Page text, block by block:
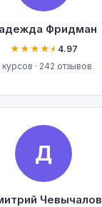
Фридман
★★★★⯨ 4.97
курсов · 242 отзывов
Д
Чевычалов